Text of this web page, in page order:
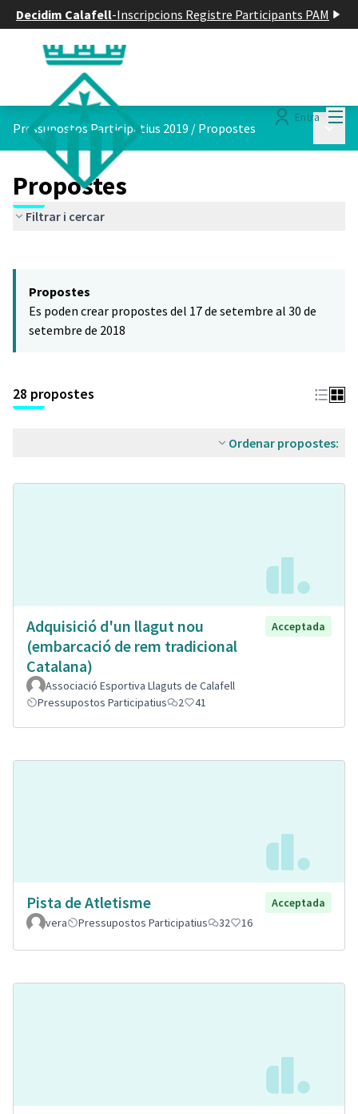
Decidim Calafell-Inscripcions Registre Participants PAM
Entra
Pressupostos Participatius 2019 / Propostes
Propostes
Filtrar i cercar
−
Propostes
Es poden crear propostes del 17 de setembre al 30 de
setembre de 2018
28 propostes
Ordenar propostes:
Adquisició d'un llagut nou
(embarcació de rem tradicional
Catalana)
Acceptada
Associació Esportiva Llaguts de Calafell
Pressupostos Participatius
2 41
Pista de Atletisme
Acceptada
vera
Pressupostos Participatius 32 16